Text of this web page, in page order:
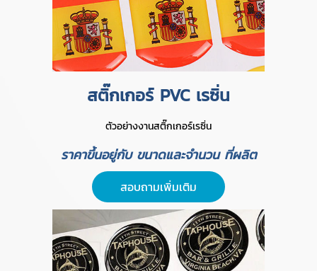
สติ๊กเกอร์ PVC เรซิ่น
ตัวอย่างงานสติ๊กเกอร์เรซิ่น
ราคาขึ้นอยู่กับ ขนาดและจำนวน ที่ผลิต
สอบถามเพิ่มเติม